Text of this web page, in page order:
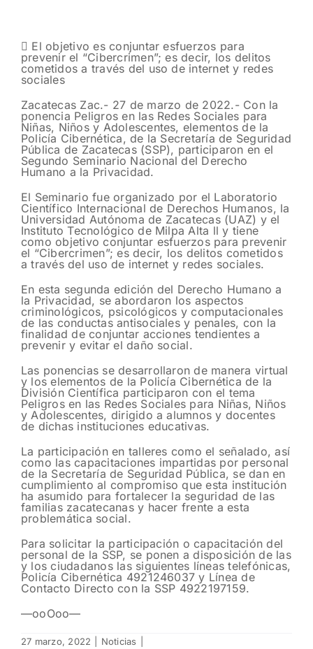
 El objetivo es conjuntar esfuerzos para
prevenir el “Cibercrimen”; es decir, los delitos
cometidos a través del uso de internet y redes
sociales
Zacatecas Zac.- 27 de marzo de 2022.- Con la
ponencia Peligros en las Redes Sociales para
Niñas, Niños y Adolescentes, elementos de la
Policía Cibernética, de la Secretaría de Seguridad
Pública de Zacatecas (SSP), participaron en el
Segundo Seminario Nacional del Derecho
Humano a la Privacidad.
El Seminario fue organizado por el Laboratorio
Científico Internacional de Derechos Humanos, la
Universidad Autónoma de Zacatecas (UAZ) y el
Instituto Tecnológico de Milpa Alta ll y tiene
como objetivo conjuntar esfuerzos para prevenir
el “Cibercrimen”; es decir, los delitos cometidos
a través del uso de internet y redes sociales.
En esta segunda edición del Derecho Humano a
la Privacidad, se abordaron los aspectos
criminológicos, psicológicos y computacionales
de las conductas antisociales y penales, con la
finalidad de conjuntar acciones tendientes a
prevenir y evitar el daño social.
Las ponencias se desarrollaron de manera virtual
y los elementos de la Policía Cibernética de la
División Científica participaron con el tema
Peligros en las Redes Sociales para Niñas, Niños
y Adolescentes, dirigido a alumnos y docentes
de dichas instituciones educativas.
La participación en talleres como el señalado, así
como las capacitaciones impartidas por personal
de la Secretaría de Seguridad Pública, se dan en
cumplimiento al compromiso que esta institución
ha asumido para fortalecer la seguridad de las
familias zacatecanas y hacer frente a esta
problemática social.
Para solicitar la participación o capacitación del
personal de la SSP, se ponen a disposición de las
y los ciudadanos las siguientes líneas telefónicas,
Policía Cibernética 4921246037 y Línea de
Contacto Directo con la SSP 4922197159.
—ooOoo—
27 marzo, 2022 Noticias